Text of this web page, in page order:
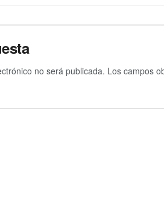
no será publicada. Los campos